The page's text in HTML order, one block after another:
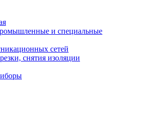
и специальные
сетей
снятия изоляции